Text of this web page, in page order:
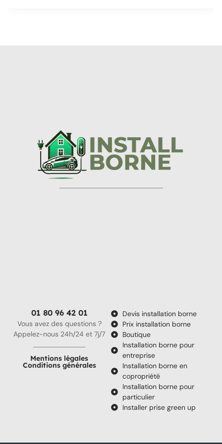
01 80 96 42 01
Vous avez des questions ?
Appelez-nous 24h/24 et 7j/7
Mentions légales
Conditions générales
Devis installation borne
Prix installation borne
Boutique
Installation borne pour
entreprise
Installation borne en
copropriété
Installation borne pour
particulier
Installer prise green up